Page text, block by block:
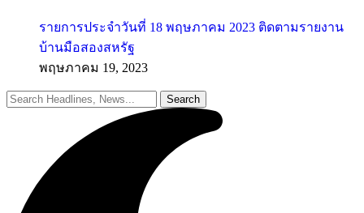
รายการประจำวันที่ 18 พฤษภาคม 2023 ติดตามรายงาน
บ้านมือสองสหรัฐ
พฤษภาคม 19, 2023